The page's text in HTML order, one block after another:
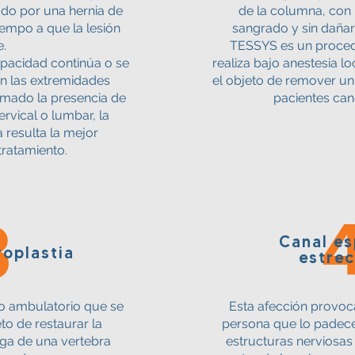
por una hernia de
a que la lesión
continúa o se
las extremidades
la presencia de
o lumbar, la
resulta la mejor
de la columna, con
sangrado y sin
TESSYS es un
realiza bajo anestesia
el objeto de remover
pacientes
ambulatorio que se
de restaurar la
de una vertebra
Canal
Esta afección
persona que lo
estructuras